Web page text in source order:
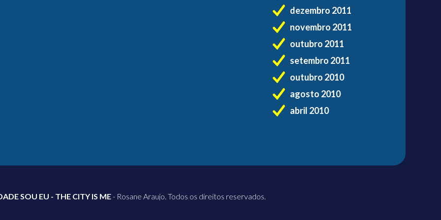
dezembro 2011
novembro 2011
outubro 2011
setembro 2011
outubro 2010
agosto 2010
abril 2010
SOU EU - THE CITY IS ME- Rosane Araujo. Todos os direitos reservados.